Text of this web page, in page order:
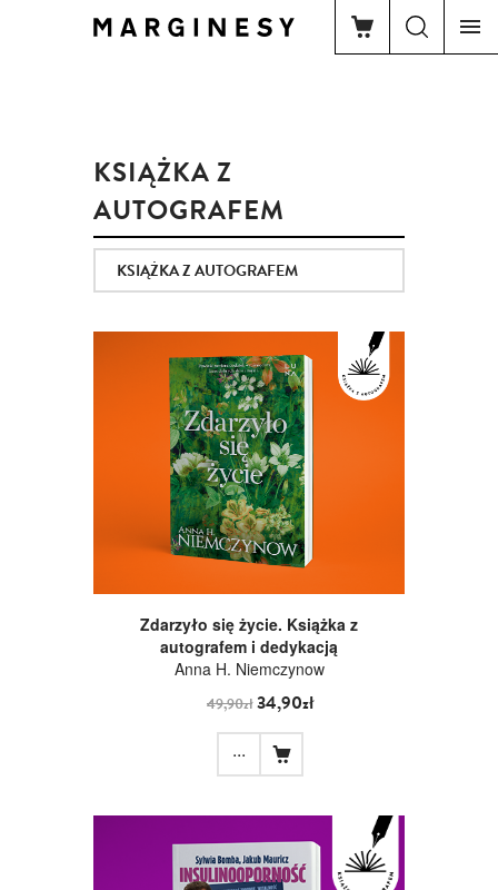
KSIĄŻKA Z
AUTOGRAFEM
KSIĄŻKA Z AUTOGRAFEM
Zdarzyło się życie. Książka z
autografem i dedykacją
Anna H. Niemczynow
49,90zł34,90zł
...